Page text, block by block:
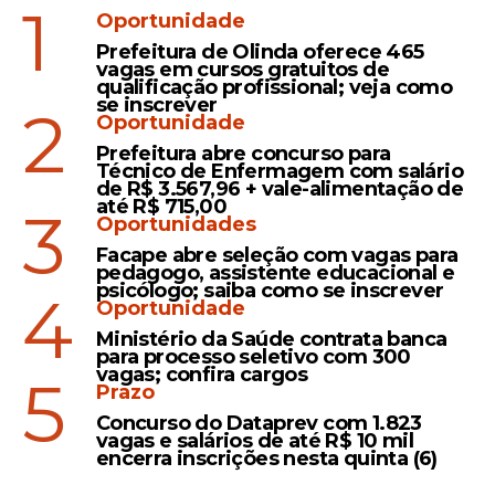
Portugal
Veja Também
Mês da Sorte: Abril
1
Oportunidade
Prefeitura de Olinda oferece 465
vagas em cursos gratuitos de
qualificação profissional; veja como
se inscrever
2
Oportunidade
Prefeitura abre concurso para
Técnico de Enfermagem com salário
de R$ 3.567,96 + vale-alimentação de
até R$ 715,00
3
Oportunidades
Facape abre seleção com vagas para
pedagogo, assistente educacional e
psicólogo; saiba como se inscrever
4
Oportunidade
Ministério da Saúde contrata banca
para processo seletivo com 300
vagas; confira cargos
5
Prazo
Concurso do Dataprev com 1.823
vagas e salários de até R$ 10 mil
encerra inscrições nesta quinta (6)